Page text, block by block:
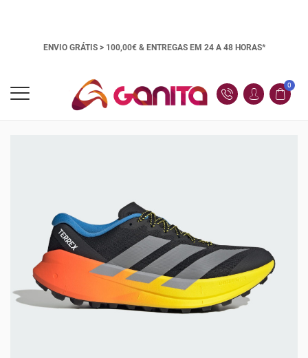
ENVIO GRÁTIS > 100,00€ & ENTREGAS EM 24 A 48 HORAS*
0